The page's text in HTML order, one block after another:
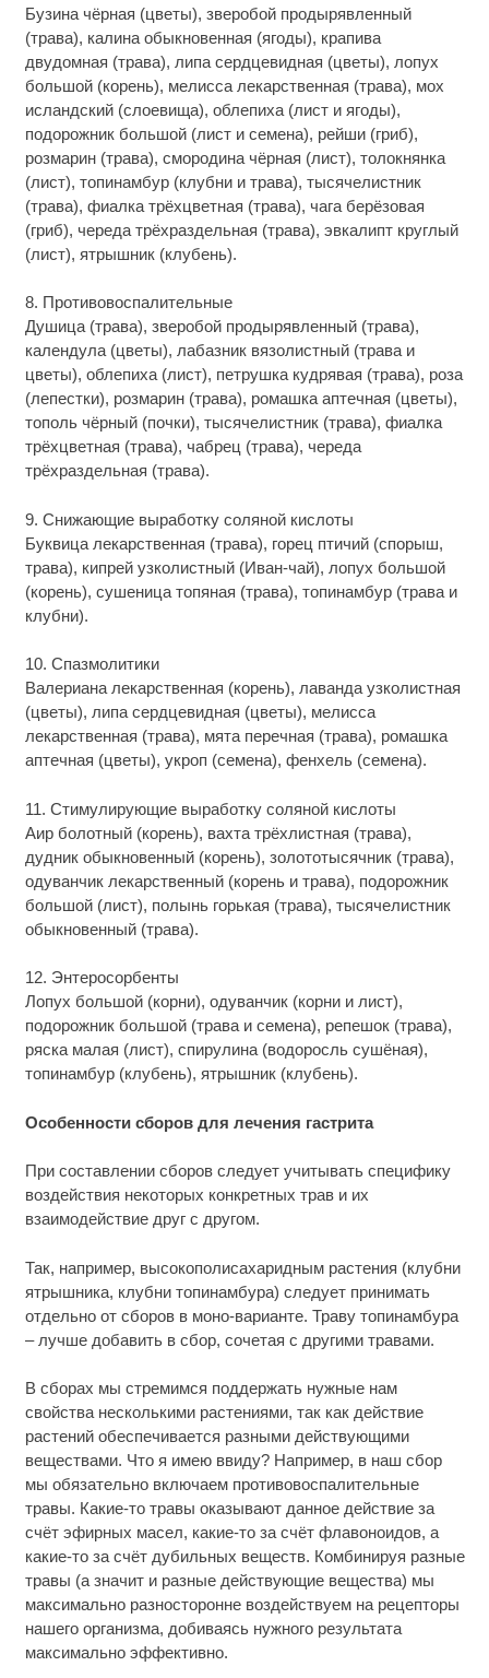
Бузина чёрная (цветы), зверобой продырявленный
(трава), калина обыкновенная (ягоды), крапива
двудомная (трава), липа сердцевидная (цветы), лопух
большой (корень), мелисса лекарственная (трава), мох
исландский (слоевища), облепиха (лист и ягоды),
подорожник большой (лист и семена), рейши (гриб),
розмарин (трава), смородина чёрная (лист), толокнянка
(лист), топинамбур (клубни и трава), тысячелистник
(трава), фиалка трёхцветная (трава), чага берёзовая
(гриб), череда трёхраздельная (трава), эвкалипт круглый
(лист), ятрышник (клубень).
8. Противовоспалительные
Душица (трава), зверобой продырявленный (трава),
календула (цветы), лабазник вязолистный (трава и
цветы), облепиха (лист), петрушка кудрявая (трава), роза
(лепестки), розмарин (трава), ромашка аптечная (цветы),
тополь чёрный (почки), тысячелистник (трава), фиалка
трёхцветная (трава), чабрец (трава), череда
трёхраздельная (трава).
9. Снижающие выработку соляной кислоты
Буквица лекарственная (трава), горец птичий (спорыш,
трава), кипрей узколистный (Иван-чай), лопух большой
(корень), сушеница топяная (трава), топинамбур (трава и
клубни).
10. Спазмолитики
Валериана лекарственная (корень), лаванда узколистная
(цветы), липа сердцевидная (цветы), мелисса
лекарственная (трава), мята перечная (трава), ромашка
аптечная (цветы), укроп (семена), фенхель (семена).
11. Стимулирующие выработку соляной кислоты
Аир болотный (корень), вахта трёхлистная (трава),
дудник обыкновенный (корень), золототысячник (трава),
одуванчик лекарственный (корень и трава), подорожник
большой (лист), полынь горькая (трава), тысячелистник
обыкновенный (трава).
12. Энтеросорбенты
Лопух большой (корни), одуванчик (корни и лист),
подорожник большой (трава и семена), репешок (трава),
ряска малая (лист), спирулина (водоросль сушёная),
топинамбур (клубень), ятрышник (клубень).
Особенности сборов для лечения гастрита
При составлении сборов следует учитывать специфику
воздействия некоторых конкретных трав и их
взаимодействие друг с другом.
Так, например, высокополисахаридным растения (клубни
ятрышника, клубни топинамбура) следует принимать
отдельно от сборов в моно-варианте. Траву топинамбура
– лучше добавить в сбор, сочетая с другими травами.
В сборах мы стремимся поддержать нужные нам
свойства несколькими растениями, так как действие
растений обеспечивается разными действующими
веществами. Что я имею ввиду? Например, в наш сбор
мы обязательно включаем противовоспалительные
травы. Какие-то травы оказывают данное действие за
счёт эфирных масел, какие-то за счёт флавоноидов, а
какие-то за счёт дубильных веществ. Комбинируя разные
травы (а значит и разные действующие вещества) мы
максимально разносторонне воздействуем на рецепторы
нашего организма, добиваясь нужного результата
максимально эффективно.